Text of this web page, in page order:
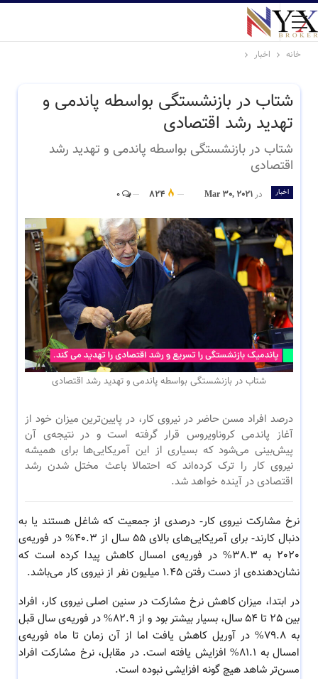
خانه اخبار
شتاب در بازنشستگی بواسطه پاندمی و
تهدید رشد اقتصادی
شتاب در بازنشستگی بواسطه پاندمی و تهدید رشد
اقتصادی
اخبار در Mar 30, 2021
824
شتاب در بازنشستگی بواسطه پاندمی و تهدید رشد اقتصادی
درصد افراد مسن حاضر در نیروی کار، در پایین‌ترین میزان خود از
آغاز پاندمی کروناویروس قرار گرفته است و در نتیجه‌ی آن
پیش‌بینی می‌شود که بسیاری از این آمریکایی‌ها برای همیشه
نیروی کار را ترک کرده‌اند که احتمالا باعث مختل شدن رشد
اقتصادی در آینده خواهد شد.
نرخ مشارکت نیروی کار- درصدی از جمعیت که شاغل هستند یا به
دنبال کارند- برای آمریکایی‌های بالای 55 سال از 40.3% در فوریه‌ی
2020 به 38.3% در فوریه‌ی امسال کاهش پیدا کرده است که
نشان‌دهنده‌ی از دست رفتن 1.45 میلیون نفر از نیروی کار می‌باشد.
در ابتدا، میزان کاهش نرخ مشارکت در سنین اصلی نیروی کار، افراد
بین 25 تا 54 سال، بسیار بیشتر بود و از 82.9% در فوریه‌ی سال قبل
به 79.8% در آوریل کاهش یافت اما از آن زمان تا ماه فوریه‌ی
امسال به 81.1% افزایش یافته است. در مقابل، نرخ مشارکت افراد
مسن‌تر شاهد هیچ گونه افزایشی نبوده است.